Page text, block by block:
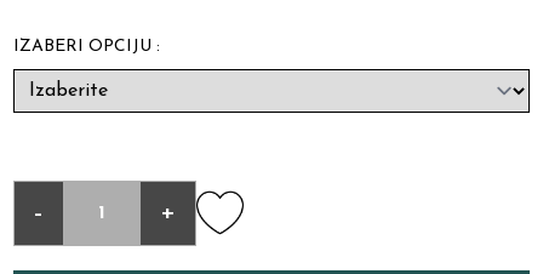
IZABERI OPCIJU :
- +